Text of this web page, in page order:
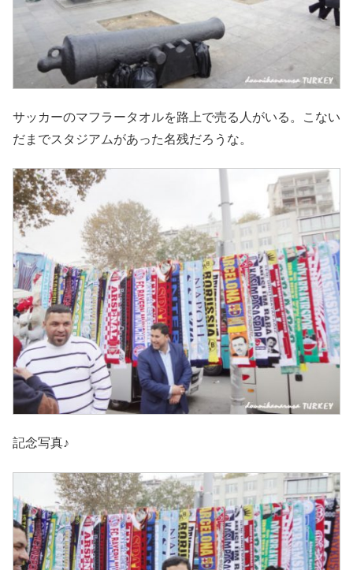
サッカーのマフラータオルを路上で売る人がいる。こない
だまでスタジアムがあった名残だろうな。
記念写真♪